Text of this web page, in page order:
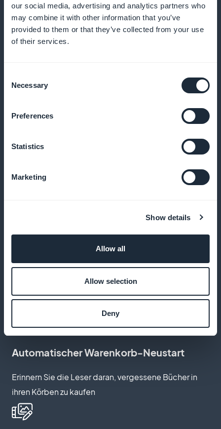
our social media, advertising and analytics partners who
may combine it with other information that you’ve
provided to them or that they’ve collected from your use
of their services.
Selection
Necessary
Preferences
Statistics
Marketing
Show details
Allow all
Allow selection
Deny
Lassen Sie Ihre Kunden ein Buch direkt von der Karte
oder Liste aus bestellen
oder eine laufende Aktion
100% White-Label-Anwendung
Automatischer Warenkorb-Neustart
Erinnern Sie die Leser daran, vergessene Bücher in
ihren Körben zu kaufen